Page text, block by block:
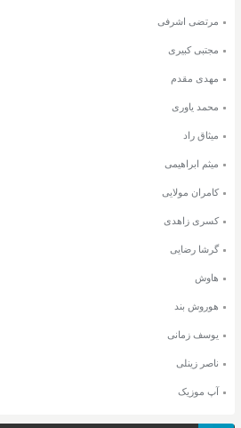
مرتضی اشرفی
مجتبی کبیری
مهدی مقدم
محمد یاوری
میثاق راد
میثم ابراهیمی
کامران مولایی
کسری زاهدی
گرشا رضایی
هاوش
هوروش بند
یوسف زمانی
ناصر زینلی
آپ موزیک